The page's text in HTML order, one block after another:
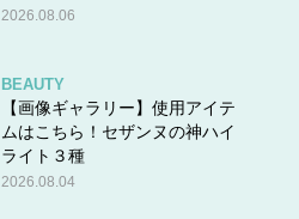
2026.08.06
BEAUTY
【画像ギャラリー】使用アイテ
ムはこちら！セザンヌの神ハイ
ライト３種
2026.08.04